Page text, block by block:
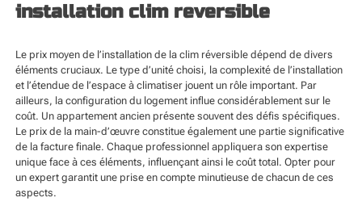
installation clim reversible
Le prix moyen de l’installation de la clim réversible dépend de divers
éléments cruciaux. Le type d’unité choisi, la complexité de l’installation
et l’étendue de l’espace à climatiser jouent un rôle important. Par
ailleurs, la configuration du logement influe considérablement sur le
coût. Un appartement ancien présente souvent des défis spécifiques.
Le prix de la main-d’œuvre constitue également une partie significative
de la facture finale. Chaque professionnel appliquera son expertise
unique face à ces éléments, influençant ainsi le coût total. Opter pour
un expert garantit une prise en compte minutieuse de chacun de ces
aspects.